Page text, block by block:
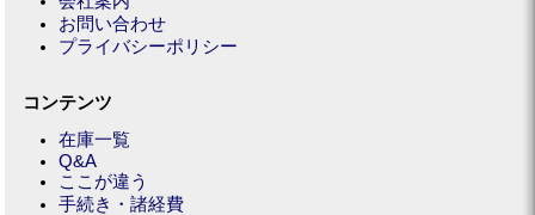
お問い合わせ
プライバシーポリシー
コンテンツ
在庫一覧
Q&A
ここが違う
手続き・諸経費